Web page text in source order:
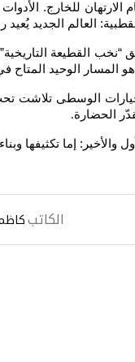
الارتهان للخارج.
القطبية: العالم
القطيعة
المسار الوحيد المتاح
الوسطى تلاشت
الحضارة.
والأخير: إما
الكاتب كاظم